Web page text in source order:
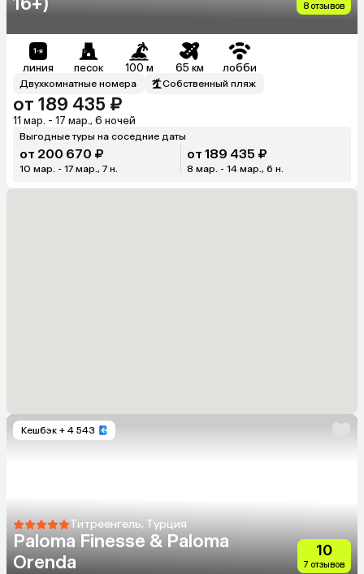
8 отзывов
линия песок 100 м 65 км лобби
Двухкомнатные номера Собственный пляж
от 189 435 ₽
11 мар. - 17 мар., 6 ночей
Выгодные туры на соседние даты
от 200 670 ₽
10 мар. - 17 мар., 7 н.
от 189 435 ₽
8 мар. - 14 мар., 6 н.
Кешбэк + 4 543
Титреенгель, Турция
Paloma Finesse & Paloma
Orenda
10
7 отзывов